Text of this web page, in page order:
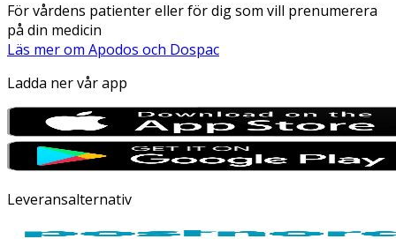
För vårdens patienter eller för dig som vill prenumerera
på din medicin
Läs mer om Apodos och Dospac
Ladda ner vår app
Leveransalternativ